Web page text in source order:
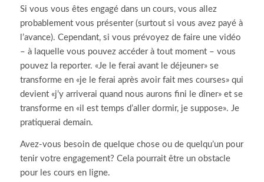
Si vous vous êtes engagé dans un cours, vous allez
probablement vous présenter (surtout si vous avez payé à
l’avance). Cependant, si vous prévoyez de faire une vidéo
– à laquelle vous pouvez accéder à tout moment – vous
pouvez la reporter. «Je le ferai avant le déjeuner» se
transforme en «je le ferai après avoir fait mes courses» qui
devient «j’y arriverai quand nous aurons fini le dîner» et se
transforme en «il est temps d’aller dormir, je suppose». Je
pratiquerai demain.
Avez-vous besoin de quelque chose ou de quelqu’un pour
tenir votre engagement? Cela pourrait être un obstacle
pour les cours en ligne.